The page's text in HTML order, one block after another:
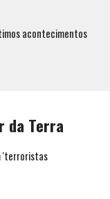
acontecimentos
da Terra
'terroristas